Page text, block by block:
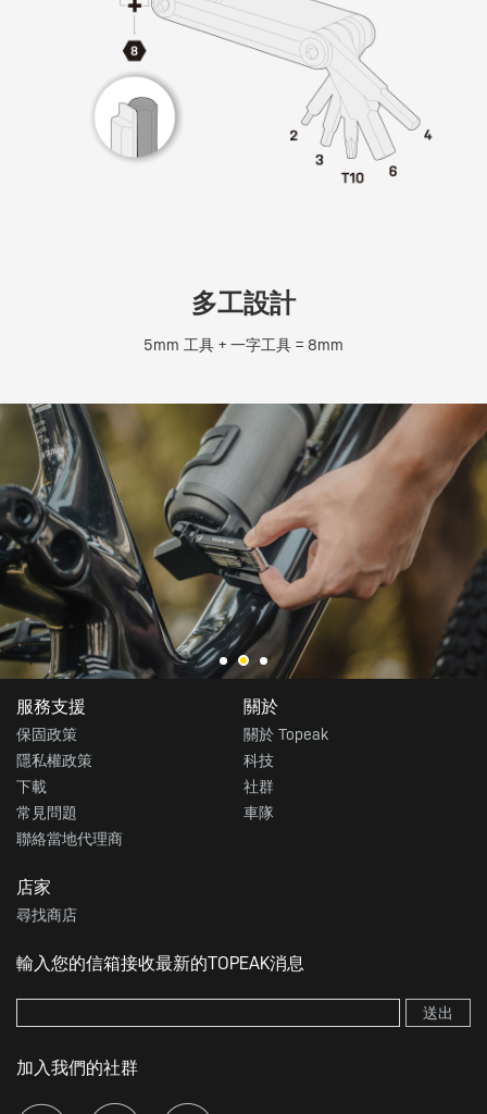
多工設計
5mm 工具 + 一字工具 = 8mm
服務支援
保固政策
隱私權政策
下載
常見問題
聯絡當地代理商
關於
關於 Topeak
科技
社群
車隊
店家
尋找商店
輸入您的信箱接收最新的TOPEAK消息
送出
加入我們的社群